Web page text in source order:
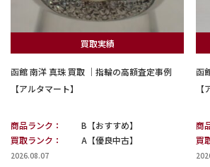
買取実績
函館 南洋 真珠 買取 ｜指輪の高額査定事例
【アルタマート】
商品ランク：
B【おすすめ】
買取ランク：
A【優良中古】
2026.08.07
函
商
買